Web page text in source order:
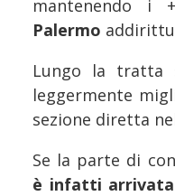
mantenendo i
Palermo
Lungo la tratta
leggermente
sezione diretta
Se la parte di
è infatti arrivata